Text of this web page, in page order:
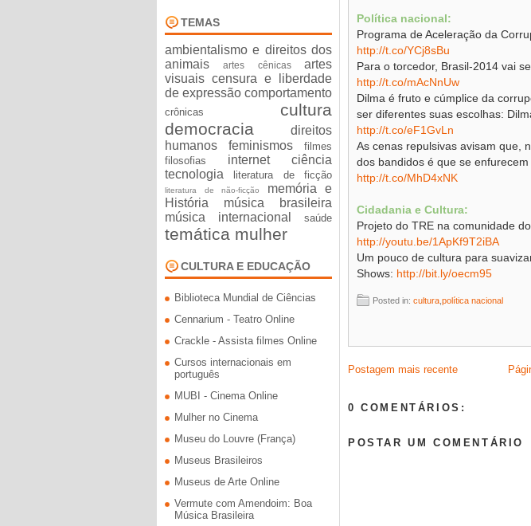
TEMAS
ambientalismo e direitos dos
animais
artes cênicas
artes
visuais censura e liberdade
de expressão comportamento
crônicas
cultura
democracia
direitos
humanos
feminismos
filmes
filosofias
internet ciência
tecnologia
literatura de ficção
literatura de não-ficção
memória e
História
música brasileira
música internacional
saúde
temática mulher
CULTURA E EDUCAÇÃO
Biblioteca Mundial de Ciências
Cennarium - Teatro Online
Crackle - Assista filmes Online
Cursos internacionais em
português
MUBI - Cinema Online
Mulher no Cinema
Museu do Louvre (França)
Museus Brasileiros
Museus de Arte Online
Vermute com Amendoim: Boa
Música Brasileira
Política nacional:
Programa de Aceleração da
http://t.co/YCj8sBu
Para o torcedor, Brasil-2014 vai
http://t.co/mAcNnUw
Dilma é fruto e cúmplice da
ser diferentes suas escolhas:
http://t.co/eF1GvLn
As cenas repulsivas avisam que,
dos bandidos é que se
http://t.co/MhD4xNK
Cidadania e Cultura:
Projeto do TRE na comunidade
http://youtu.be/1ApKf9T2iBA
Um pouco de cultura para
Shows: http://bit.ly/oecm95
Posted in: cultura política nacional
Postagem mais recente
0 COMENTÁRIOS:
POSTAR UM COMENTÁRIO